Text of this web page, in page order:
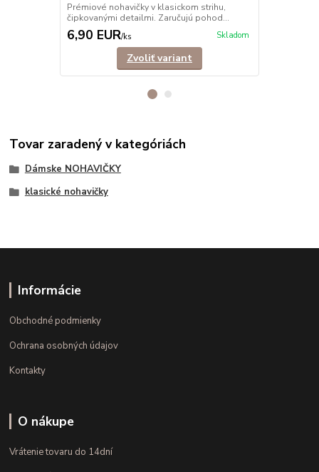
Prémiové nohavičky v klasickom strihu,
čipkovanými detailmi. Zaručujú pohod...
6,90 EUR/ks Skladom
Zvoliť variant
Tovar zaradený v kategóriách
Dámske NOHAVIČKY
klasické nohavičky
Informácie
Obchodné podmienky
Ochrana osobných údajov
Kontakty
O nákupe
Vrátenie tovaru do 14dní